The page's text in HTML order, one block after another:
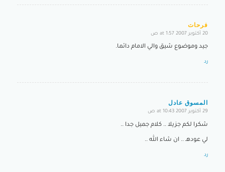
فرحات
20 أكتوبر 2007 at 1:57 ص
جيد وموضوع شيق والي الامام دائما.
رد
المسوق عادل
29 أكتوبر 2007 at 10:43 ص
شكرا لكم جزيلا .. كلام جميل جدا ..
لي عودهـ .. ان شاء الله ..
رد